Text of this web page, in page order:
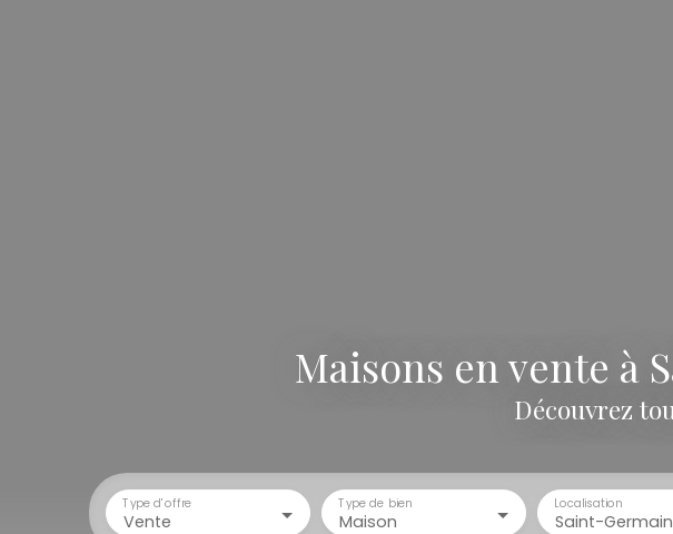
Maisons en vente à
Découvrez
Vente
Type d'offre
Maison
Type de bien Localisation